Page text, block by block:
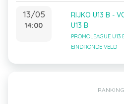
13/05
14:00
RIJKO U13 B -
U13 B
PROMOLEAGUE U13
EINDRONDE VELD
RANKING